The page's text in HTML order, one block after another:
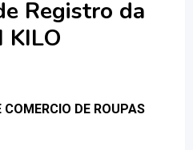
Registro da
KILO
COMERCIO DE ROUPAS